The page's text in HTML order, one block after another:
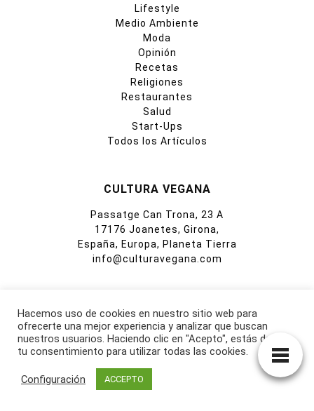
Lifestyle
Medio Ambiente
Moda
Opinión
Recetas
Religiones
Restaurantes
Salud
Start-Ups
Todos los Artículos
CULTURA VEGANA
Passatge Can Trona, 23 A
17176 Joanetes, Girona,
España, Europa, Planeta Tierra
info@culturavegana.com
Política de privacidad
Política de cookies
Aviso legal
Hacemos uso de cookies en nuestro sitio web para
ofrecerte una mejor experiencia y analizar que buscan
nuestros usuarios. Haciendo clic en "Acepto", estás dando
tu consentimiento para utilizar todas las cookies.
Configuración ACCEPTO